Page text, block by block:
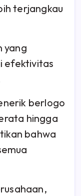
terjangkau
yang
efektivitas
berlogo
hingga
bahwa